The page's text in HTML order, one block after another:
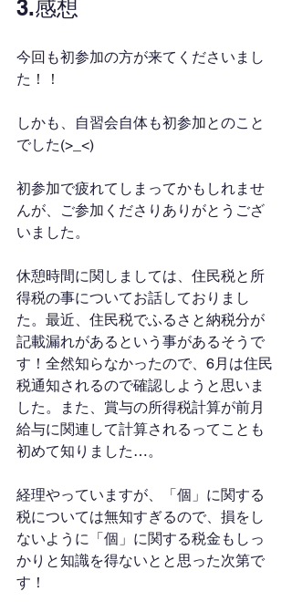
3.感想
今回も初参加の方が来てくださいまし
た！！
しかも、自習会自体も初参加とのこと
でした(>_<)
初参加で疲れてしまってかもしれませ
んが、ご参加くださりありがとうござ
いました。
休憩時間に関しましては、住民税と所
得税の事についてお話しておりまし
た。最近、住民税でふるさと納税分が
記載漏れがあるという事があるそうで
す！全然知らなかったので、6月は住民
税通知されるので確認しようと思いま
した。また、賞与の所得税計算が前月
給与に関連して計算されるってことも
初めて知りました…。
経理やっていますが、「個」に関する
税については無知すぎるので、損をし
ないように「個」に関する税金もしっ
かりと知識を得ないとと思った次第で
す！